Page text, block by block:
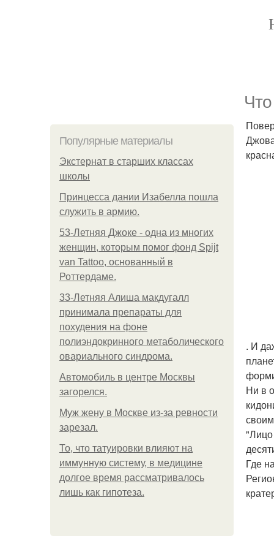
Популярные материалы
Экстернат в старших классах
школы
Принцесса дании Изабелла пошла
служить в армию.
53-Летняя Джоке - одна из многих
женщин, которым помог фонд Spijt
van Tattoo, основанный в
Роттердаме.
33-Летняя Алиша макдугалл
принимала препараты для
похудения на фоне
полиэндокринного метаболического
овариального синдрома.
Автомобиль в центре Москвы
загорелся.
Mуж жену в Москве из-за ревности
зарезал.
То, что татуировки влияют на
иммунную систему, в медицине
долгое время рассматривалось
лишь как гипотеза.
. И
Ни в
"Лицо
Где